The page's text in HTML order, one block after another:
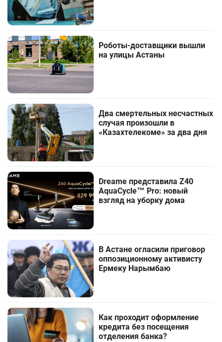
Роботы-доставщики вышли
на улицы Астаны
Два смертельных несчастных
случая произошли в
«Казахтелекоме» за два дня
Dreame представила Z40
AquaCycle™ Pro: новый
взгляд на уборку дома
В Астане огласили приговор
оппозиционному активисту
Ермеку Нарымбаю
Как проходит оформление
кредита без посещения
отделения банка?